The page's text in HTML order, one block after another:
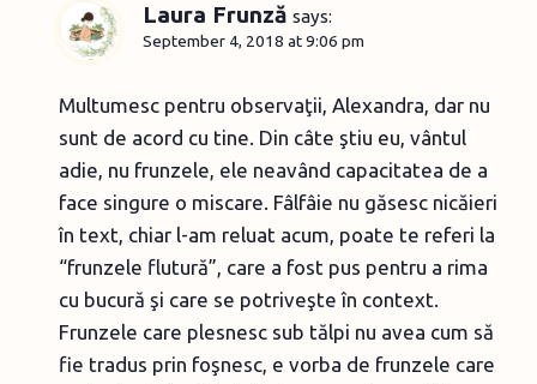
Laura Frunză says:
September 4, 2018 at 9:06 pm
Multumesc pentru observaţii, Alexandra, dar nu
sunt de acord cu tine. Din câte ştiu eu, vântul
adie, nu frunzele, ele neavând capacitatea de a
face singure o miscare. Fâlfâie nu găsesc nicăieri
în text, chiar l-am reluat acum, poate te referi la
“frunzele flutură”, care a fost pus pentru a rima
cu bucură şi care se potriveşte în context.
Frunzele care plesnesc sub tălpi nu avea cum să
fie tradus prin foşnesc, e vorba de frunzele care